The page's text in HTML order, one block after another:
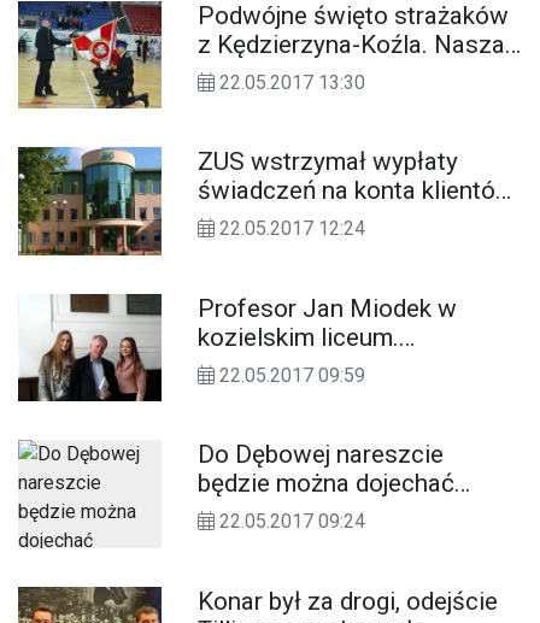
Podwójne święto strażaków
z Kędzierzyna-Koźla. Nasza
komenda wreszcie
22.05.2017 13:30
ZUS wstrzymał wypłaty
świadczeń na konta klientów
Twojej SKOK z Kędzierzyna-
22.05.2017 12:24
Profesor Jan Miodek w
kozielskim liceum.
Polszczyzna jest piękna. Nie
22.05.2017 09:59
Do Dębowej nareszcie
będzie można dojechać
ścieżką rowerową. Remont
22.05.2017 09:24
Konar był za drogi, odejście